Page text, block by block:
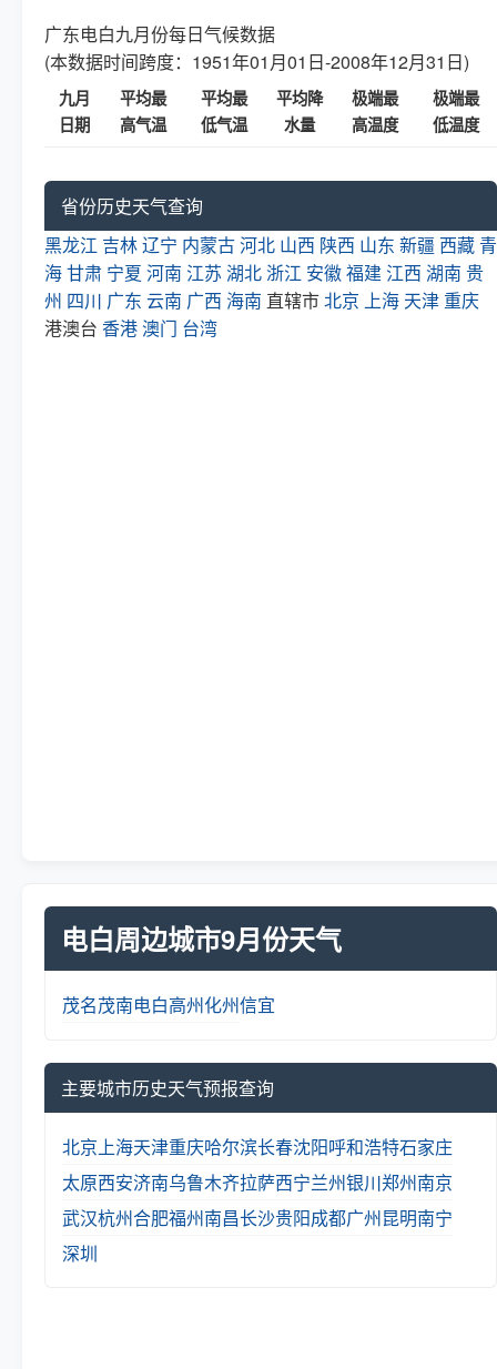
广东电白九月份每日气候数据
(本数据时间跨度：1951年01月01日-2008年12月31日)
九月
日期
平均最
高气温
平均最
低气温
平均降
水量
极端最
高温度
极端最
低温度
省份历史天气查询
黑龙江 吉林辽宁 内蒙古河北 山西 陕西 山东 新疆 西藏 青
海甘肃 宁夏 河南 江苏 湖北 浙江 安徽福建 江西 湖南 贵
州 四川 广东 云南 广西 海南 直辖市北京 上海 天津 重庆
港澳台 香港澳门 台湾
电白周边城市9月份天气
茂名茂南电白高州化州信宜
主要城市历史天气预报查询
北京 上海天津重庆哈尔滨长春沈阳呼和浩特石家庄
太原西安济南乌鲁木齐拉萨西宁兰州银川郑州南京
武汉杭州合肥福州南昌长沙贵阳成都广州昆明南宁
深圳